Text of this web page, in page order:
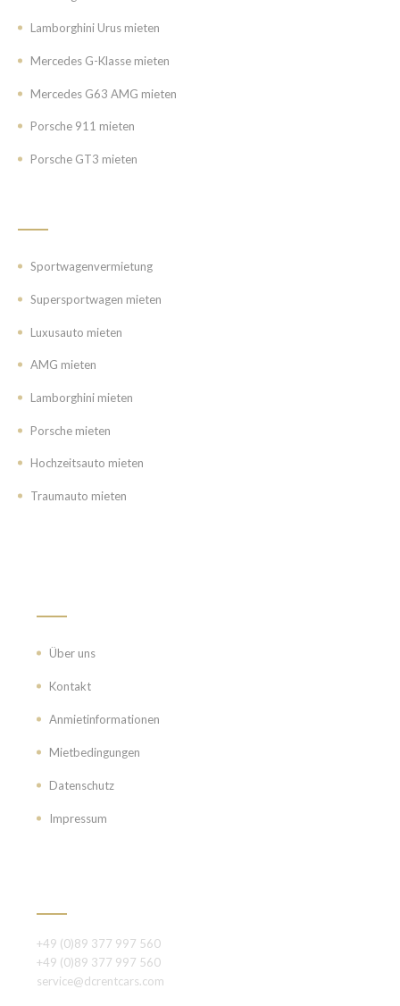
Lamborghini Urus mieten
Mercedes G-Klasse mieten
Mercedes G63 AMG mieten
Porsche 911 mieten
Porsche GT3 mieten
Sportwagenvermietung
Supersportwagen mieten
Luxusauto mieten
AMG mieten
Lamborghini mieten
Porsche mieten
Hochzeitsauto mieten
Traumauto mieten
Über uns
Kontakt
Anmietinformationen
Mietbedingungen
Datenschutz
Impressum
+49 (0)89 377 997 560
+49 (0)89 377 997 560
service@dcrentcars.com